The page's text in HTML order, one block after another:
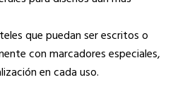
que puedan ser escritos o
con marcadores especiales,
en cada uso.